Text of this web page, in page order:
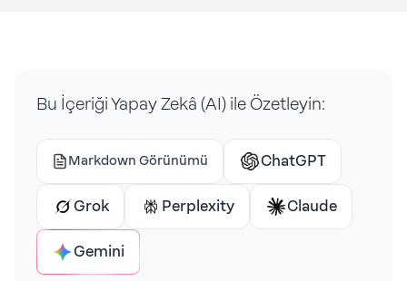
Bu İçeriği Yapay Zekâ (AI) ile Özetleyin:
Markdown Görünümü ChatGPT
Grok Perplexity Claude
Gemini